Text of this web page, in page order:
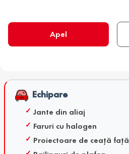
Apel
Echipare
Jante din aliaj
Faruri cu halogen
Proiectoare de ceață față